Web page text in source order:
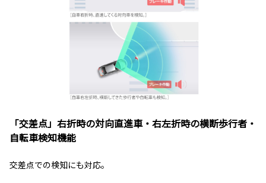
「交差点」右折時の対向直進車・右左折時の横断歩行者・
自転車検知機能
交差点での検知にも対応。